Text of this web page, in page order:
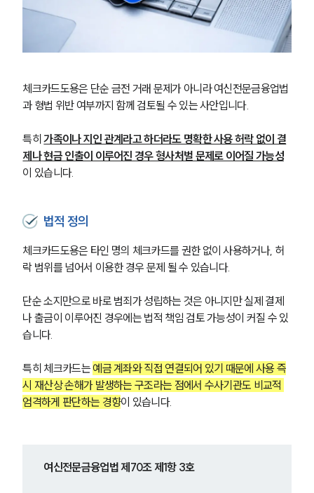
체크카드도용은 단순 금전 거래 문제가 아니라 여신전문금융업법
과 형법 위반 여부까지 함께 검토될 수 있는 사안입니다.
특히 가족이나 지인 관계라고 하더라도 명확한 사용 허락 없이 결
제나 현금 인출이 이루어진 경우 형사처벌 문제로 이어질 가능성
이 있습니다.
법적 정의
체크카드도용은 타인 명의 체크카드를 권한 없이 사용하거나, 허
락 범위를 넘어서 이용한 경우 문제 될 수 있습니다.
단순 소지만으로 바로 범죄가 성립하는 것은 아니지만 실제 결제
나 출금이 이루어진 경우에는 법적 책임 검토 가능성이 커질 수 있
습니다.
특히 체크카드는 예금 계좌와 직접 연결되어 있기 때문에 사용 즉
시 재산상 손해가 발생하는 구조라는 점에서 수사기관도 비교적
엄격하게 판단하는 경향이 있습니다.
여신전문금융업법 제70조 제1항 3호